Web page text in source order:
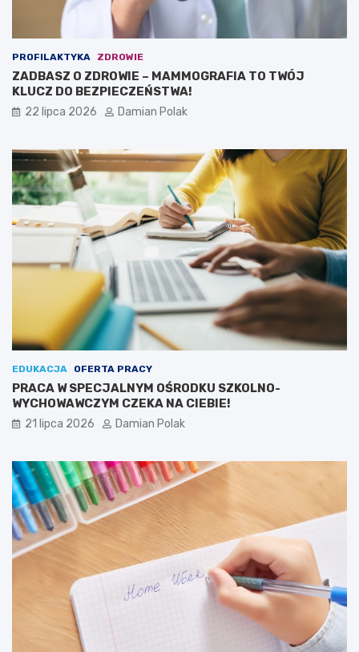
PROFILAKTYKA ZDROWIE
ZADBASZ O ZDROWIE – MAMMOGRAFIA TO TWÓJ
KLUCZ DO BEZPIECZEŃSTWA!
22 lipca 2026 Damian Polak
EDUKACJA OFERTA PRACY
PRACA W SPECJALNYM OŚRODKU SZKOLNO-
WYCHOWAWCZYM CZEKA NA CIEBIE!
21 lipca 2026 Damian Polak